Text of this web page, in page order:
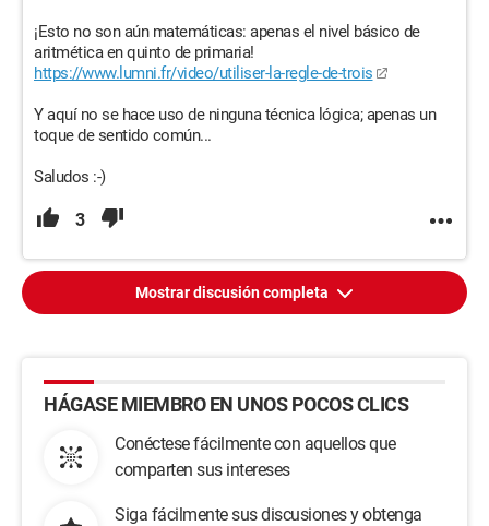
¡Esto no son aún matemáticas: apenas el nivel básico de
aritmética en quinto de primaria!
https://www.lumni.fr/video/utiliser-la-regle-de-trois
Y aquí no se hace uso de ninguna técnica lógica; apenas un
toque de sentido común...
Saludos :-)
3
Mostrar discusión completa
HÁGASE MIEMBRO EN UNOS POCOS CLICS
Conéctese fácilmente con aquellos que
comparten sus intereses
Siga fácilmente sus discusiones y obtenga